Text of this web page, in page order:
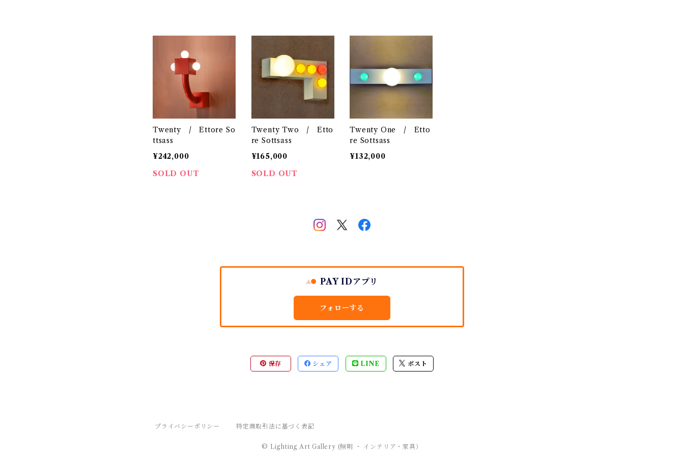
Twenty / Ettore So
ttsass
¥242,000
SOLD OUT
Twenty Two / Etto
re Sottsass
¥165,000
SOLD OUT
Twenty One / Etto
re Sottsass
¥132,000
PAY IDアプリ
フォローする
保存 シェア LINE ポスト
プライバシーポリシー 特定商取引法に基づく表記
© Lighting Art Gallery (照明 ・ インテリア・家具）